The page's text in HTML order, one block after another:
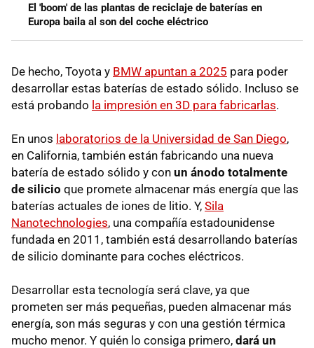
El 'boom' de las plantas de reciclaje de baterías en
Europa baila al son del coche eléctrico
De hecho, Toyota y BMW apuntan a 2025 para poder
desarrollar estas baterías de estado sólido. Incluso se
está probando la impresión en 3D para fabricarlas.
En unos laboratorios de la Universidad de San Diego,
en California, también están fabricando una nueva
batería de estado sólido y con un ánodo totalmente
de silicio que promete almacenar más energía que las
baterías actuales de iones de litio. Y, Sila
Nanotechnologies, una compañía estadounidense
fundada en 2011, también está desarrollando baterías
de silicio dominante para coches eléctricos.
Desarrollar esta tecnología será clave, ya que
prometen ser más pequeñas, pueden almacenar más
energía, son más seguras y con una gestión térmica
mucho menor. Y quién lo consiga primero, dará un